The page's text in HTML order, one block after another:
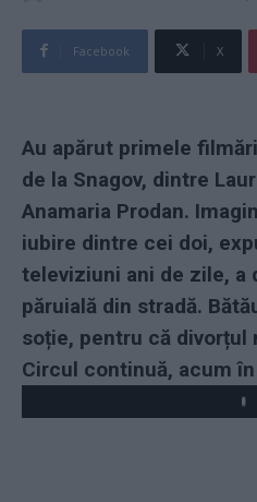
Facebook X
Au apărut primele
de la Snagov, dintre
Anamaria Prodan.
iubire dintre cei doi,
televiziuni ani de zile, a
păruială din stradă.
soție, pentru că divorțul
Circul continuă, acum